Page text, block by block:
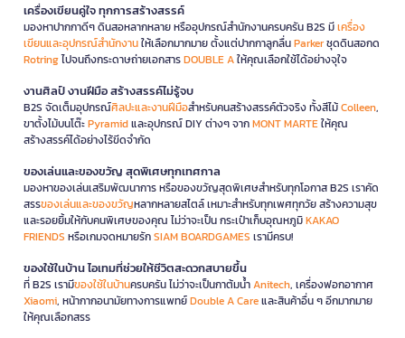
เครื่องเขียนคู่ใจ ทุกการสร้างสรรค์
มองหาปากกาดีๆ ดินสอหลากหลาย หรืออุปกรณ์สำนักงานครบครัน B2S มีเครื่อง
เขียนและอุปกรณ์สำนักงานให้เลือกมากมาย ตั้งแต่ปากกาลูกลื่นParkerชุดดินสอกด
Rotringไปจนถึงกระดาษถ่ายเอกสารDOUBLE Aให้คุณเลือกใช้ได้อย่างจุใจ
งานศิลป์ งานฝีมือ สร้างสรรค์ไม่รู้จบ
B2S จัดเต็มอุปกรณ์ศิลปะและงานฝีมือสำหรับคนสร้างสรรค์ตัวจริง ทั้งสีไม้Colleen,
ขาตั้งไม้บนโต๊ะPyramidและอุปกรณ์ DIY ต่างๆ จากMONT MARTEให้คุณ
สร้างสรรค์ได้อย่างไร้ขีดจำกัด
ของเล่นและของขวัญ สุดพิเศษทุกเทศกาล
มองหาของเล่นเสริมพัฒนาการ หรือของขวัญสุดพิเศษสำหรับทุกโอกาส B2S เราคัด
สรรของเล่นและของขวัญหลากหลายสไตล์ เหมาะสำหรับทุกเพศทุกวัย สร้างความสุข
และรอยยิ้มให้กับคนพิเศษของคุณ ไม่ว่าจะเป็น กระเป๋าเก็บอุณหภูมิKAKAO
FRIENDS หรือเกมจดหมายรักSIAM BOARDGAMES เรามีครบ!
ของใช้ในบ้าน ไอเทมที่ช่วยให้ชีวิตสะดวกสบายขึ้น
ที่ B2S เรามีของใช้ในบ้านครบครัน ไม่ว่าจะเป็นกาต้มน้ำAnitech, เครื่องฟอกอากาศ
Xiaomi, หน้ากากอนามัยทางการแพทย์Double A Careและสินค้าอื่น ๆ อีกมากมาย
ให้คุณเลือกสรร